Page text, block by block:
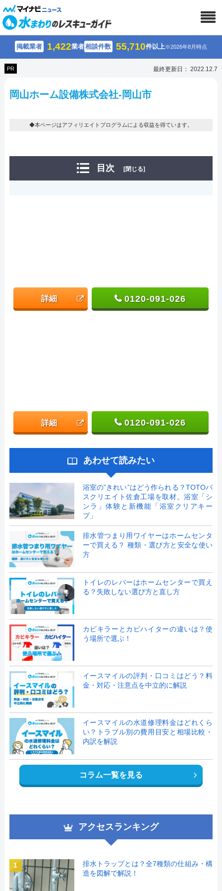
掲載業者 1,422業者相談件数 55,710件以上※2026年8月時点
PR 最終更新日： 2022.12.7
岡山ホーム設備株式会社-岡山市
◆本ページはアフィリエイトプログラムによる収益を得ています。
目次 [閉じる]
詳細 0120-091-026
詳細 0120-091-026
あわせて読みたい
浴室の”きれい”はどう作られる？TOTOバ
スクリエイト佐倉工場を取材。浴室「シ
ンラ」体験と新機能「浴室クリアキー
プ」
排水管つまり用ワイヤーはホームセンタ
ーで買える？ 種類・選び方と安全な使い
方
トイレのレバーはホームセンターで買え
る？失敗しない選び方と直し方
カビキラーとカビハイターの違いは？使
う場所で選ぶ！
イースマイルの評判・口コミはどう？料
金・対応・注意点を中立的に解説
イースマイルの水道修理料金はどれくら
い？トラブル別の費用目安と相場比較・
内訳を解説
コラム一覧を見る
アクセスランキング
1
排水トラップとは？全7種類の仕組み・構
造を図解で解説！